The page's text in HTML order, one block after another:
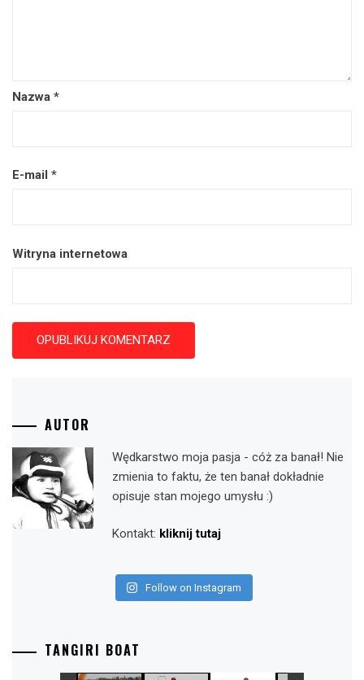
Nazwa *
E-mail *
Witryna internetowa
AUTOR
Wędkarstwo moja pasja - cóż za banał! Nie
zmienia to faktu, że ten banał dokładnie
opisuje stan mojego umysłu :)
Kontakt: kliknij tutaj
Follow on Instagram
TANGIRI BOAT